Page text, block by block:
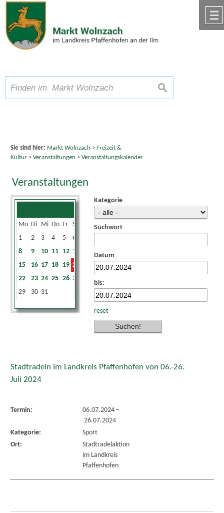
Zum Inhalt,zur Navigation
Schriftgröße A A A suchen
Sie sind hier: Markt Wolnzach > Freizeit &
Kultur> Veranstaltungen > Veranstaltungskalender
Veranstaltungen
Mo Di Mi Do Fr Sa
1
2 3 4 5 6
8
9 10 11 12 13
15
16 17 18 19 20
22
23 24 25 26 27
29
30 31
Kategorie
Suchwort
Datum
bis:
reset
Stadtradeln im Landkreis Pfaffenhofen von 06.-26.
Juli 2024
Termin: 06.07.2024–
26.07.2024
Kategorie:
Sport
Ort:
Stadtradelaktion
im Landkreis
Pfaffenhofen